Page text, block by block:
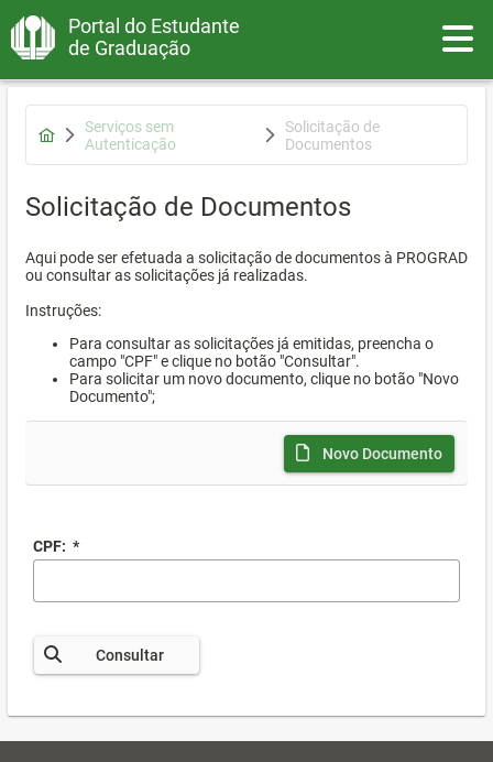
Portal do Estudante
de Graduação
Serviços sem
Autenticação
Solicitação de
Documentos
Solicitação de Documentos
Aqui pode ser efetuada a solicitação de documentos à PROGRAD
ou consultar as solicitações já realizadas.
Instruções:
Para consultar as solicitações já emitidas, preencha o
campo "CPF" e clique no botão "Consultar".
Para solicitar um novo documento, clique no botão "Novo
Documento";
Novo Documento
CPF: *
Consultar